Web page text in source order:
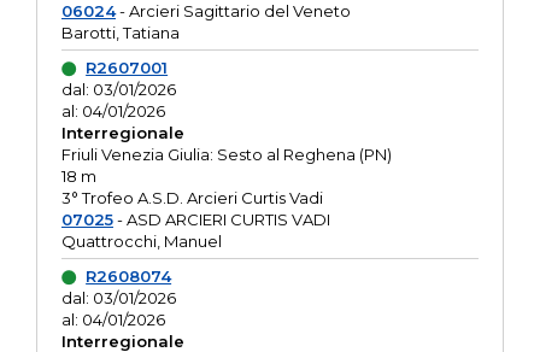
06024- Arcieri Sagittario del Veneto
Barotti, Tatiana
R2607001
dal: 03/01/2026
al: 04/01/2026
Interregionale
Friuli Venezia Giulia: Sesto al Reghena (PN)
18 m
3° Trofeo A.S.D. Arcieri Curtis Vadi
07025- ASD ARCIERI CURTIS VADI
Quattrocchi, Manuel
R2608074
dal: 03/01/2026
al: 04/01/2026
Interregionale